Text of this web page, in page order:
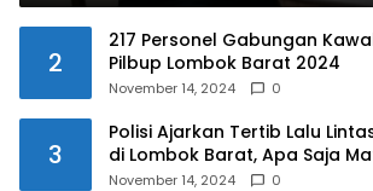
2
217 Personel Gabungan
Pilbup Lombok Barat 2024
November 14, 2024 0
3
Polisi Ajarkan Tertib Lalu
di Lombok Barat, Apa Saja
November 14, 2024 0